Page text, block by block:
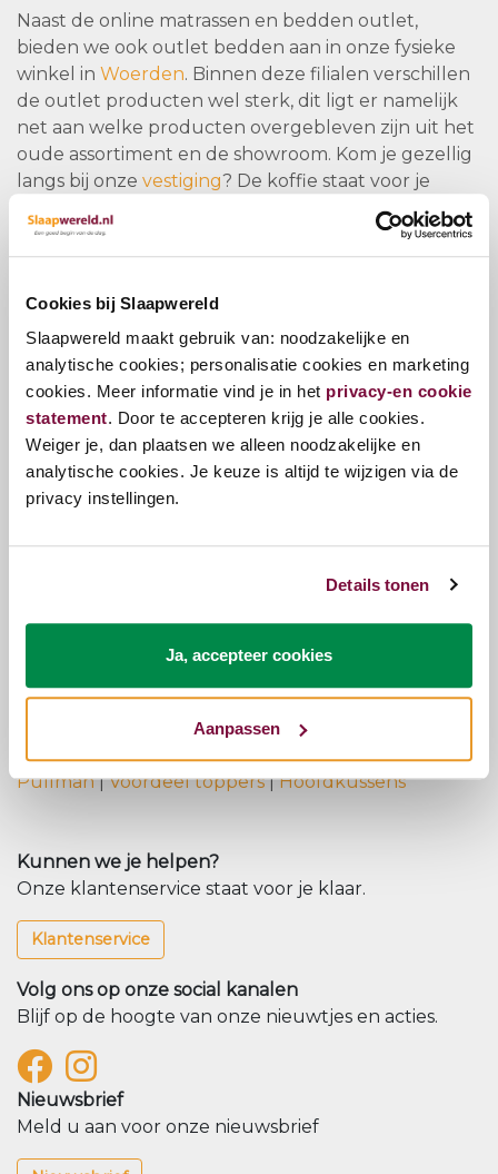
Cookies bij Slaapwereld
Slaapwereld maakt gebruik van: noodzakelijke en
analytische cookies; personalisatie cookies en marketing
cookies. Meer informatie vind je in het privacy-en cookie
statement. Door te accepteren krijg je alle cookies.
Weiger je, dan plaatsen we alleen noodzakelijke en
analytische cookies. Je keuze is altijd te wijzigen via de
privacy instellingen.
Details tonen
Ja, accepteer cookies
Aanpassen
Naast de online matrassen en bedden outlet,
bieden we ook outlet bedden aan in onze fysieke
winkel in Woerden. Binnen deze filialen verschillen
de outlet producten wel sterk, dit ligt er namelijk
net aan welke producten overgebleven zijn uit het
oude assortiment en de showroom. Kom je gezellig
langs bij onze vestiging? De koffie staat voor je
Outlet Matras kopen
We hebben regelmatig matrassen in de outlet
mogelijk vermelden als er bijzonderheden zijn.
Regelmatig hebben wij matrassen in de uitverkoop
omdat we nog modellen hebben liggen die uit het
assortiment gaan. Wanneer er een beschadiging is
dan zullen wij dit vermelden op de productpagina.
Het komt ook wel eens voor dat we een matras uit
de showroom verkopen. In de showroom hebben
voetenbeschermers op de matrassen zodat deze
matrassen en topmatrassen van bekende merken
zoals Pullman, Eastborn, en Serta.
Andere bezoekers bekeken:
Pullman|Voordeel toppers|Hoofdkussens
Kunnen we je helpen?
Onze klantenservice staat voor je klaar.
Klantenservice
Volg ons op onze social kanalen
Blijf op de hoogte van onze nieuwtjes en acties.
Nieuwsbrief
Meld u aan voor onze nieuwsbrief